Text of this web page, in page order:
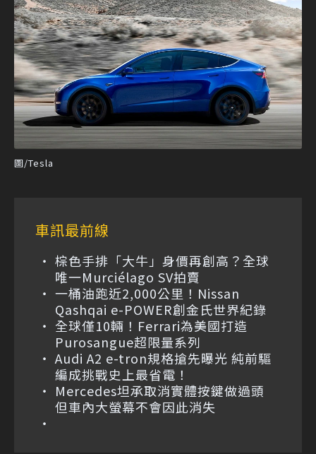
圖/Tesla
車訊最前線
棕色手排「大牛」身價再創高？全球
唯一Murciélago SV拍賣
一桶油跑近2,000公里！Nissan
Qashqai e-POWER創金氏世界紀錄
全球僅10輛！Ferrari為美國打造
Purosangue超限量系列
Audi A2 e-tron規格搶先曝光 純前驅
編成挑戰史上最省電！
Mercedes坦承取消實體按鍵做過頭
但車內大螢幕不會因此消失